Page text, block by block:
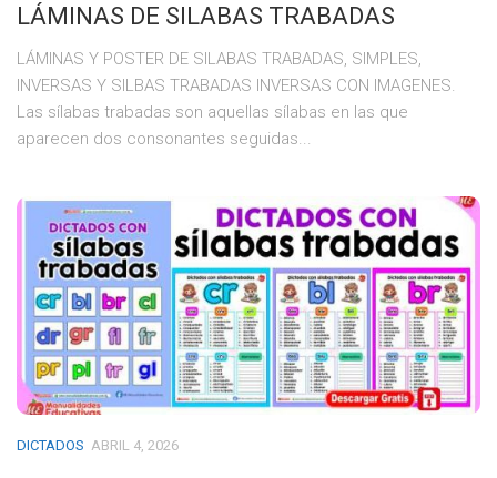
LÁMINAS DE SILABAS TRABADAS
LÁMINAS Y POSTER DE SILABAS TRABADAS, SIMPLES,
INVERSAS Y SILBAS TRABADAS INVERSAS CON IMAGENES.
Las sílabas trabadas son aquellas sílabas en las que
aparecen dos consonantes seguidas...
DICTADOS ABRIL 4, 2026